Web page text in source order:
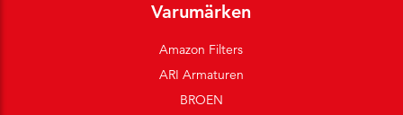
Varumärken
Amazon Filters
ARI Armaturen
BROEN